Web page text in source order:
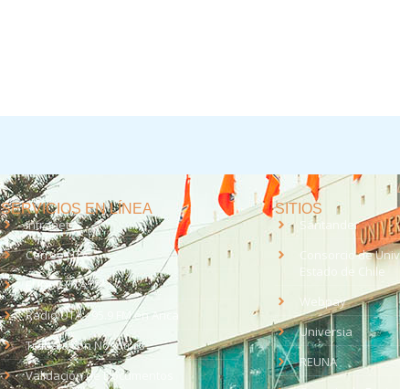
SERVICIOS EN LÍNEA
Intranet
Correo UTA
EUDEV UTAmed
Radio UTA - 95.9 FM en Arica
Trabaja con Nosotros
Validación de Documentos
SITIOS
Santander
Consorcio de
Estado de Chile
Webpay
Universia
REUNA